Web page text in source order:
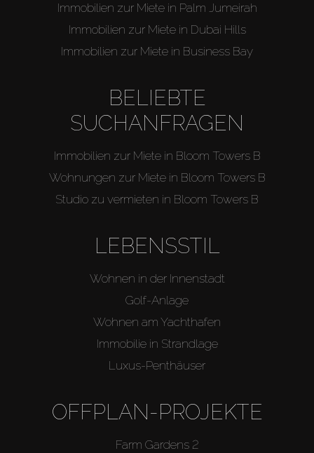
Immobilien zur Miete in Palm Jumeirah
Immobilien zur Miete in Dubai Hills
Immobilien zur Miete in Business Bay
BELIEBTE
SUCHANFRAGEN
Immobilien zur Miete in Bloom Towers B
Wohnungen zur Miete in Bloom Towers B
Studio zu vermieten in Bloom Towers B
LEBENSSTIL
Wohnen in der Innenstadt
Golf-Anlage
Wohnen am Yachthafen
Immobilie in Strandlage
Luxus-Penthäuser
OFFPLAN-PROJEKTE
Farm Gardens 2